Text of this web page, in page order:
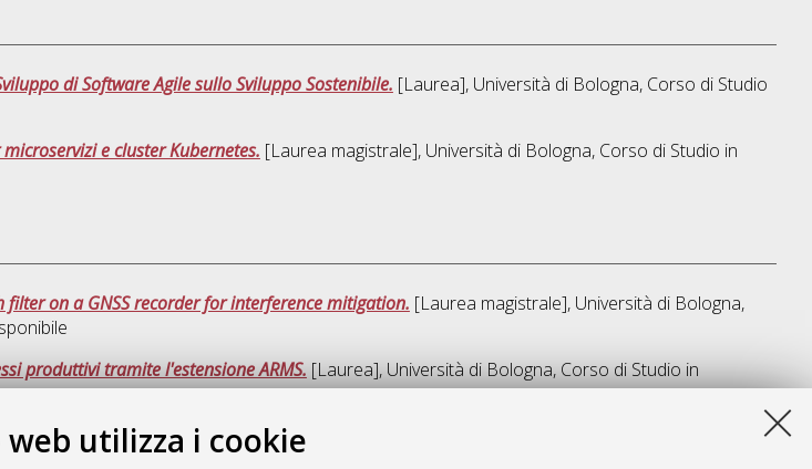
utilizza i cookie
di Software Agile sullo Sviluppo Sostenibile. [Laurea], Università di Bologna, Corso di Studio
e cluster Kubernetes. [Laurea magistrale], Università di Bologna, Corso di Studio in
on a GNSS recorder for interference mitigation. [Laurea magistrale], Università di Bologna,
produttivi tramite l'estensione ARMS. [Laurea], Università di Bologna, Corso di Studio in
Questa lista e' stata generata il